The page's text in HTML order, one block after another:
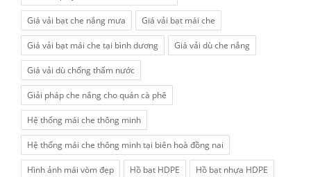
Giá vải bạt che nắng mưa Giá vải bạt mái che
Giá vải bạt mái che tại bình dương Giá vải dù che nắng
Giá vải dù chống thấm nước
Giải pháp che nắng cho quán cà phê
Hệ thống mái che thông minh
Hệ thống mái che thông minh tại biên hoà đồng nai
Hình ảnh mái vòm đẹp Hồ bạt HDPE Hồ bạt nhựa HDPE